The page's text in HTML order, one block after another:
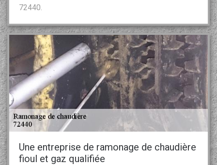
72440.
Une entreprise de ramonage de chaudière
fioul et gaz qualifiée